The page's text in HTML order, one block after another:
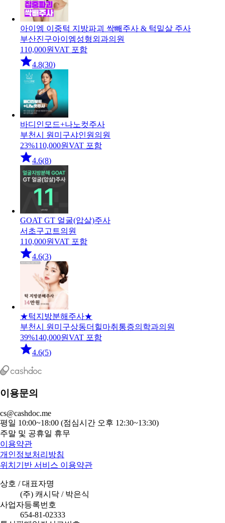
아이엠 이중턱 지방파괴 싹빼주사 & 턱밑살 주사
부산진구아이엠성형외과의원
110,000원VAT 포함
4.8(30)
바디인모드+나노컷주사
부천시 원미구샤인원의원
23%110,000원VAT 포함
4.6(8)
GOAT GT 얼굴(압살)주사
서초구고트의원
110,000원VAT 포함
4.6(3)
★턱지방분해주사★
부천시 원미구상동더힐마취통증의학과의원
39%140,000원VAT 포함
4.6(5)
이용문의
cs@cashdoc.me
평일 10:00~18:00 (점심시간 오후 12:30~13:30)
주말 및 공휴일 휴무
이용약관
개인정보처리방침
위치기반 서비스 이용약관
상호 / 대표자명
(주) 캐시닥 / 박은식
사업자등록번호
654-81-02333